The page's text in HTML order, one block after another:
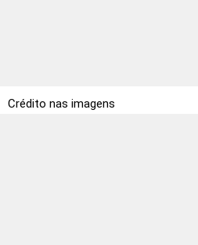
Crédito nas imagens